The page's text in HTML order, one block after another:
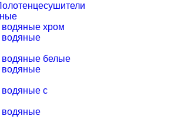
водяные хром
водяные
водяные белые
водяные
водяные с
водяные